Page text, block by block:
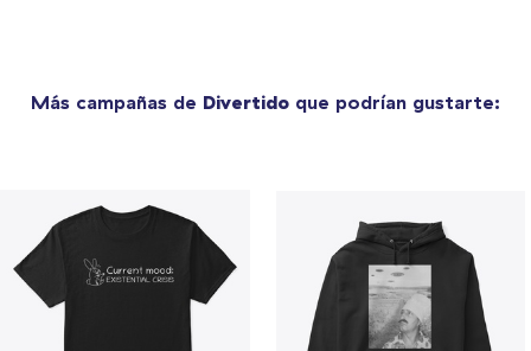
Más campañas de Divertido que podrían gustarte: